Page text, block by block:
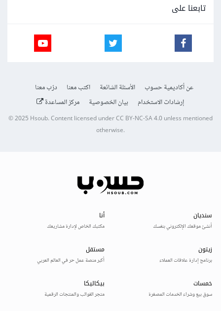
تابعنا على
عن أكاديمية حسوب الأسئلة الشائعة اكتب معنا
درّب معنا
إرشادات الاستخدام
بيان الخصوصية مركز المساعدة
© 2025Hsoub.Content licensed underCC BY-NC-SA 4.0unless mentioned
otherwise.